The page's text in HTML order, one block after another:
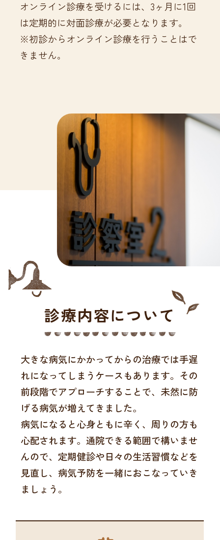
オンライン診療を受けるには、3ヶ月に1回
は定期的に対面診療が必要となります。
※初診からオンライン診療を行うことはで
きません。
診療内容について
大きな病気にかかってからの治療では手遅
れになってしまうケースもあります。その
前段階でアプローチすることで、未然に防
げる病気が増えてきました。
病気になると心身ともに辛く、周りの方も
心配されます。通院できる範囲で構いませ
んので、定期健診や日々の生活習慣などを
見直し、病気予防を一緒におこなっていき
ましょう。